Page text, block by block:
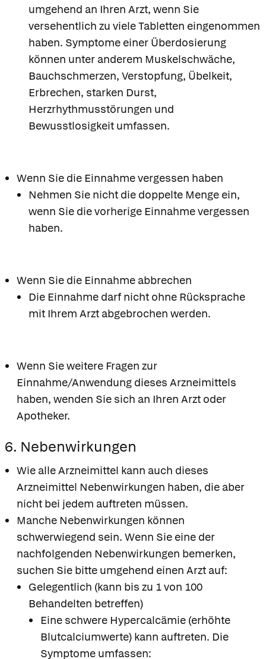
umgehend an Ihren Arzt, wenn Sie
versehentlich zu viele Tabletten eingenommen
haben. Symptome einer Überdosierung
können unter anderem Muskelschwäche,
Bauchschmerzen, Verstopfung, Übelkeit,
Erbrechen, starken Durst,
Herzrhythmusstörungen und
Bewusstlosigkeit umfassen.
Wenn Sie die Einnahme vergessen haben
Nehmen Sie nicht die doppelte Menge ein,
wenn Sie die vorherige Einnahme vergessen
haben.
Wenn Sie die Einnahme abbrechen
Die Einnahme darf nicht ohne Rücksprache
mit Ihrem Arzt abgebrochen werden.
Wenn Sie weitere Fragen zur
Einnahme/Anwendung dieses Arzneimittels
haben, wenden Sie sich an Ihren Arzt oder
Apotheker.
6. Nebenwirkungen
Wie alle Arzneimittel kann auch dieses
Arzneimittel Nebenwirkungen haben, die aber
nicht bei jedem auftreten müssen.
Manche Nebenwirkungen können
schwerwiegend sein. Wenn Sie eine der
nachfolgenden Nebenwirkungen bemerken,
suchen Sie bitte umgehend einen Arzt auf:
Gelegentlich (kann bis zu 1 von 100
Behandelten betreffen)
Eine schwere Hypercalcämie (erhöhte
Blutcalciumwerte) kann auftreten. Die
Symptome umfassen: